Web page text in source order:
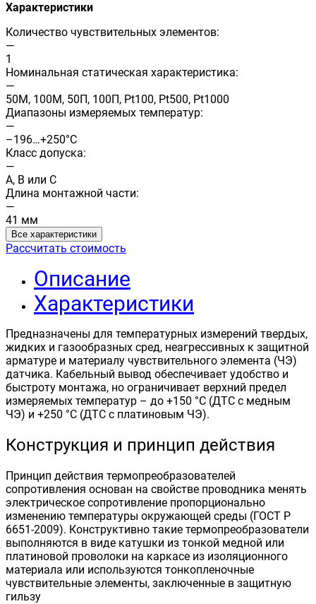
Характеристики
Количество чувствительных элементов:
—
1
Номинальная статическая характеристика:
—
50М, 100М, 50П, 100П, Pt100, Pt500, Pt1000
Диапазоны измеряемых температур:
—
–196…+250°C
Класс допуска:
—
A, B или C
Длина монтажной части:
—
41 мм
Все характеристики
Рассчитать стоимость
Описание
Характеристики
Предназначены для температурных измерений твердых,
жидких и газообразных сред, неагрессивных к защитной
арматуре и материалу чувствительного элемента (ЧЭ)
датчика. Кабельный вывод обеспечивает удобство и
быстроту монтажа, но ограничивает верхний предел
измеряемых температур – до +150 °С (ДТС с медным
ЧЭ) и +250 °С (ДТС с платиновым ЧЭ).
Конструкция и принцип действия
Принцип действия термопреобразователей
сопротивления основан на свойстве проводника менять
электрическое сопротивление пропорционально
изменению температуры окружающей среды (ГОСТ Р
6651-2009). Конструктивно такие термопреобразователи
выполняются в виде катушки из тонкой медной или
платиновой проволоки на каркасе из изоляционного
материала или используются тонкопленочные
чувствительные элементы, заключенные в защитную
гильзу